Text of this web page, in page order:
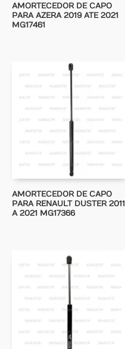
AMORTECEDOR DE CAPO
PARA AZERA 2019 ATE 2021
MG17461
AMORTECEDOR DE CAPO
PARA RENAULT DUSTER 2011
A 2021 MG17366